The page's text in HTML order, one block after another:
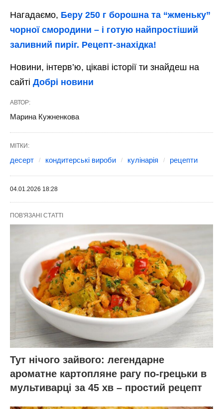
Маленький секрет подачі